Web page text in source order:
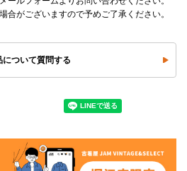
合がございますので予めご了承ください。
について質問する